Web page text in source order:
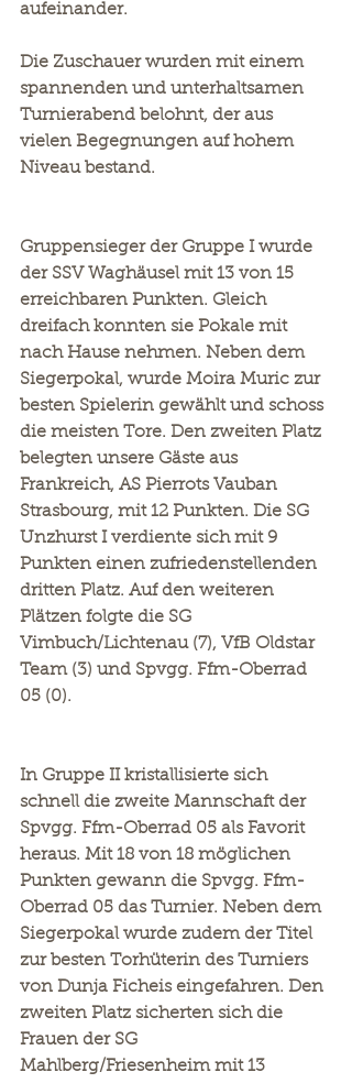
aufeinander.
Die Zuschauer wurden mit einem
spannenden und unterhaltsamen
Turnierabend belohnt, der aus
vielen Begegnungen auf hohem
Niveau bestand.
Gruppensieger der Gruppe I wurde
der SSV Waghäusel mit 13 von 15
erreichbaren Punkten. Gleich
dreifach konnten sie Pokale mit
nach Hause nehmen. Neben dem
Siegerpokal, wurde Moira Muric zur
besten Spielerin gewählt und schoss
die meisten Tore. Den zweiten Platz
belegten unsere Gäste aus
Frankreich, AS Pierrots Vauban
Strasbourg, mit 12 Punkten. Die SG
Unzhurst I verdiente sich mit 9
Punkten einen zufriedenstellenden
dritten Platz. Auf den weiteren
Plätzen folgte die SG
Vimbuch/Lichtenau (7), VfB Oldstar
Team (3) und Spvgg. Ffm-Oberrad
05 (0).
In Gruppe II kristallisierte sich
schnell die zweite Mannschaft der
Spvgg. Ffm-Oberrad 05 als Favorit
heraus. Mit 18 von 18 möglichen
Punkten gewann die Spvgg. Ffm-
Oberrad 05 das Turnier. Neben dem
Siegerpokal wurde zudem der Titel
zur besten Torhüterin des Turniers
von Dunja Ficheis eingefahren. Den
zweiten Platz sicherten sich die
Frauen der SG
Mahlberg/Friesenheim mit 13